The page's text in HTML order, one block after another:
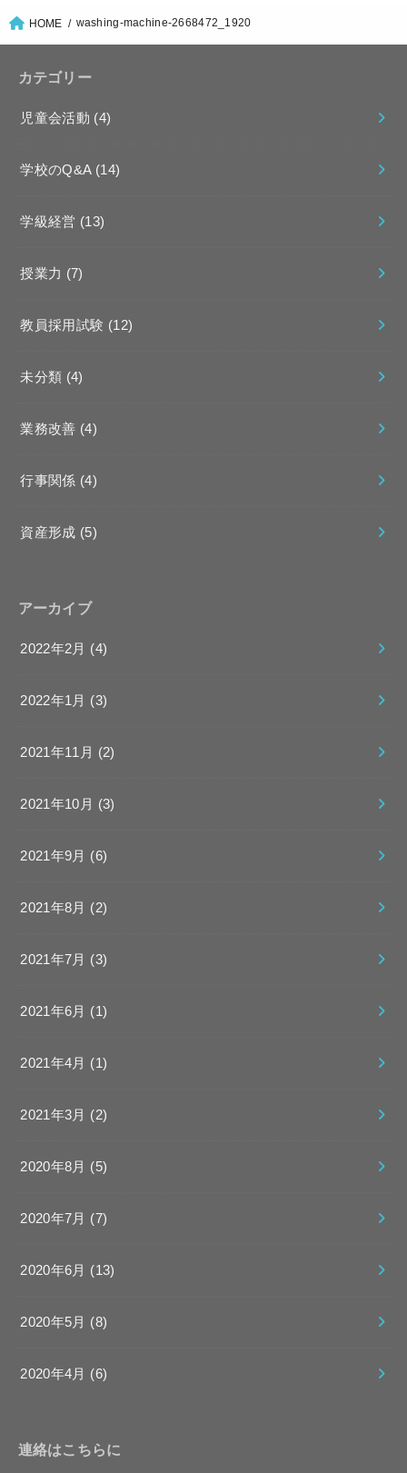
HOME washing-machine-2668472_1920
カテゴリー
児童会活動 (4)
学校のQ&A (14)
学級経営 (13)
授業力 (7)
教員採用試験 (12)
未分類 (4)
業務改善 (4)
行事関係 (4)
資産形成 (5)
アーカイブ
2022年2月 (4)
2022年1月 (3)
2021年11月 (2)
2021年10月 (3)
2021年9月 (6)
2021年8月 (2)
2021年7月 (3)
2021年6月 (1)
2021年4月 (1)
2021年3月 (2)
2020年8月 (5)
2020年7月 (7)
2020年6月 (13)
2020年5月 (8)
2020年4月 (6)
連絡はこちらに